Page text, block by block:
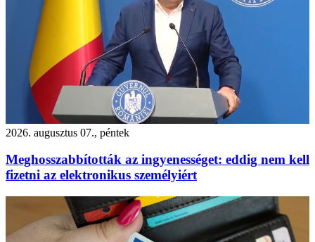
2026. augusztus 07., péntek
Meghosszabbították az ingyenességet: eddig nem kell
fizetni az elektronikus személyiért